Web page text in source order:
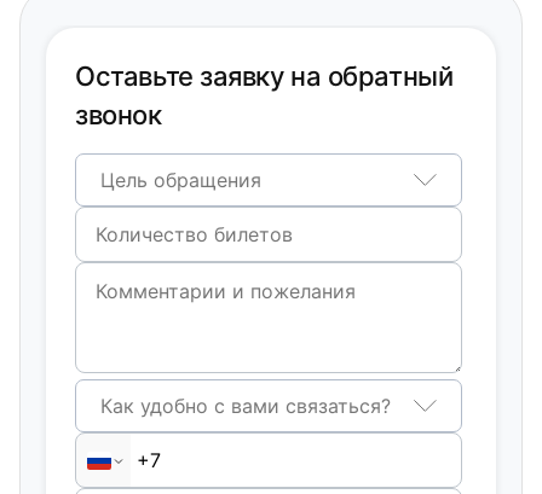
Оставьте заявку на обратный
звонок
Цель обращения
Как удобно с вами связаться?